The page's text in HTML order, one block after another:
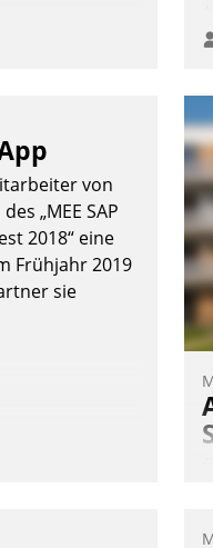
von
„MEE SAP
2018“ eine
Frühjahr 2019
sie